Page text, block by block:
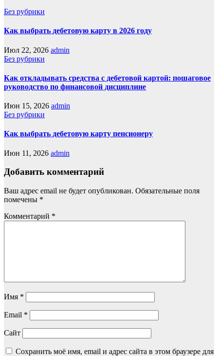
Без рубрики
Как выбрать дебетовую карту в 2026 году
Июл 22, 2026 admin
Без рубрики
Как откладывать средства с дебетовой картой: пошаговое
руководство по финансовой дисциплине
Июн 15, 2026 admin
Без рубрики
Как выбрать дебетовую карту пенсионеру
Июн 11, 2026 admin
Добавить комментарий
Ваш адрес email не будет опубликован. Обязательные поля
помечены *
Комментарий *
Имя *
Email *
Сайт
Сохранить моё имя, email и адрес сайта в этом браузере для